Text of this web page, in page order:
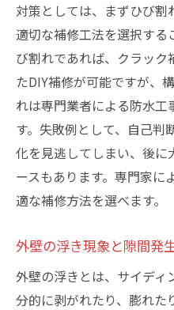
対策としては、まずひび割
適切な補修工法を選択する
び割れであれば、クラッ
たDIY補修が可能ですが、
れは専門業者による防水
す。失敗例として、自己判
化を見逃してしまい、後
ースもあります。専門家に
適な補修方法を選べます。
外壁の浮き現象と隙間発
外壁の浮きとは、サイディ
分的に剥がれたり、膨れた